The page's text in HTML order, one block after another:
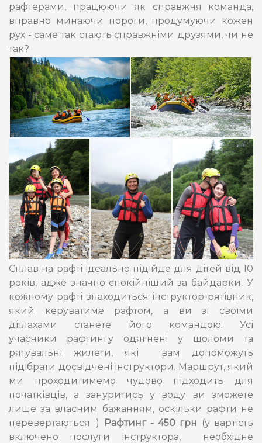
рафтерами, працюючи як справжня команда,
вправно минаючи пороги, продумуючи кожен
рух - саме так стають справжніми друзями, чи не
так?
Сплав на рафті ідеально підійде для дітей від 10
років, адже значно спокійніший за байдарки. У
кожному рафті знаходиться інструктор-рятівник,
який керуватиме рафтом, а ви зі своїми
дітлахами станете його командою. Усі
учасники рафтингу одягнені у шоломи та
рятувальні жилети, які вам допоможуть
підібрати досвідчені інструктори. Маршрут, який
ми проходитимемо чудово підходить для
початківців, а зануритись у воду ви зможете
лише за власним бажанням, оскільки рафти не
перевертаються :)
Рафтинг - 450 грн (у вартість
включено
послуги інструктора, необхідне